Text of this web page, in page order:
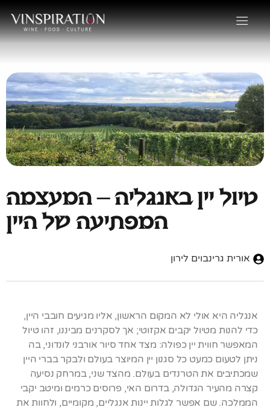
טיול יין באנגליה – המעצמה
המפתיעה של היין
אורית גרינבוים לירון
אנגליה היא אולי לא המקום הראשון, אליו מגיעים חובבי היין,
כדי להנות מטיול יקבים אקזוטי; אך לסקרנים מביננו, זהו טיול
המאפשר חווית יין כפולה: מצד אחד סיור אורבני לונדוני, בה
ניתן לטעום כמעט כל סגנון יין המיוצר בעולם ולבקר בברי היין
שמכתיבים את הטרנדים בעולם. מהצד שני, במרחק נסיעה
קצרה מהעיר הגדולה, בדרום האי, פרוסים כרמים ומיטב יקבי
הממלכה. שם אפשר לגלות יינות אנגליים, מקומיים, ולחוות את